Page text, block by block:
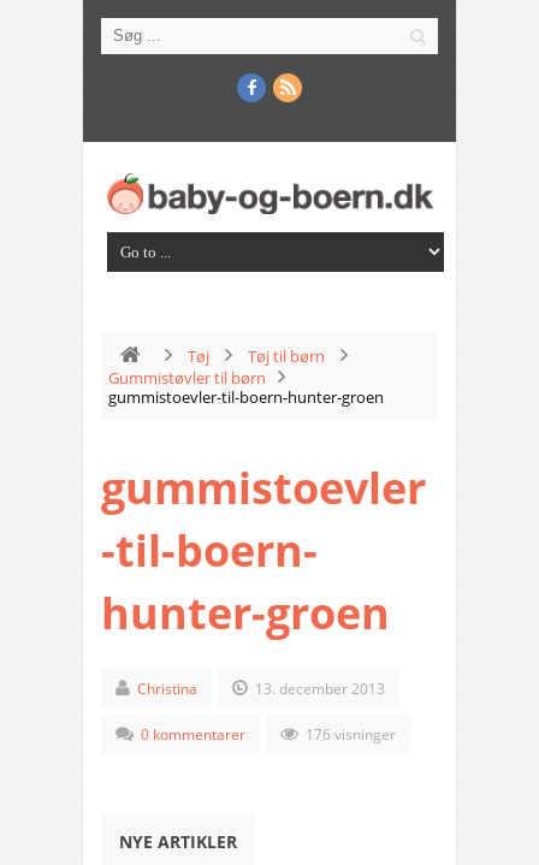
Tøj
Tøj til børn
Gummistøvler til børn
gummistoevler-til-boern-hunter-groen
gummistoevler
-til-boern-
hunter-groen
Christina 13. december 2013
0 kommentarer 176 visninger
NYE ARTIKLER